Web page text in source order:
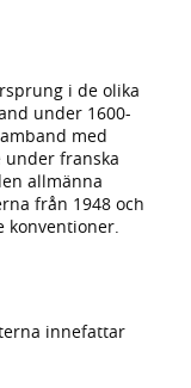
i de olika
under 1600-
med
under franska
allmänna
från 1948 och
konventioner.
innefattar